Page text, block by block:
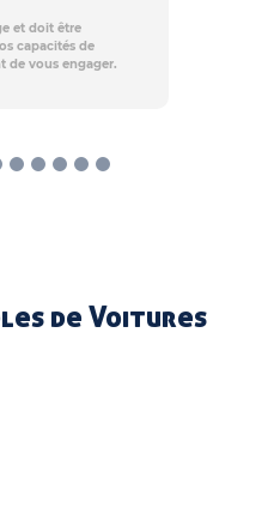
et doit être
capacités de
de vous engager.
de Voitures